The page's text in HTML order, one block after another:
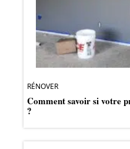
RÉNOVER
Comment savoir si votre
?